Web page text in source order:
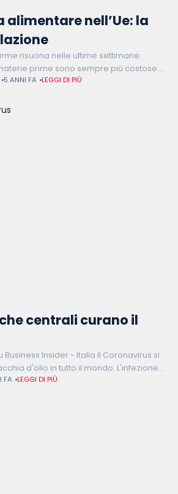
alimentare nell’Ue: la
risuona nelle ultime settimane:
prime sono sempre più costose.
essendo il secondo gigante economico
5 ANNI FA LEGGI DI PIÙ
centrali curano il
Insider - Italia Il Coronavirus si
d'olio in tutto il mondo. L'infezione
non conosce più confini. I primi
FA LEGGI DI PIÙ